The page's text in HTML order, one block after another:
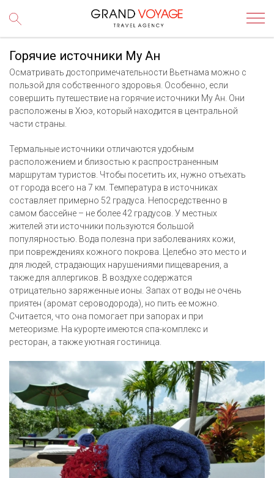
Горячие источники Му Ан
Осматривать достопримечательности Вьетнама можно с
пользой для собственного здоровья. Особенно, если
совершить путешествие на горячие источники Му Ан. Они
расположены в Хюэ, который находится в центральной
части страны.
Термальные источники отличаются удобным
расположением и близостью к распространенным
маршрутам туристов. Чтобы посетить их, нужно отъехать
от города всего на 7 км. Температура в источниках
составляет примерно 52 градуса. Непосредственно в
самом бассейне – не более 42 градусов. У местных
жителей эти источники пользуются большой
популярностью. Вода полезна при заболеваниях кожи,
при повреждениях кожного покрова. Целебно это место и
для людей, страдающих нарушениями пищеварения, а
также для аллергиков. В воздухе содержатся
отрицательно заряженные ионы. Запах от воды не очень
приятен (аромат сероводорода), но пить ее можно.
Считается, что она помогает при запорах и при
метеоризме. На курорте имеются спа-комплекс и
ресторан, а также уютная гостиница.